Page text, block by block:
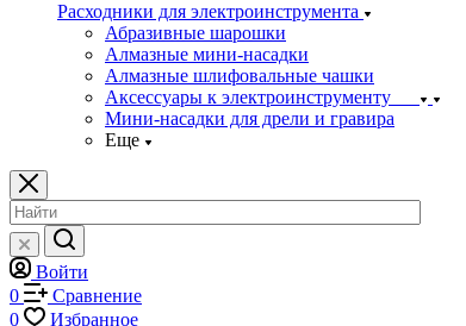
Расходники для электроинструмента
Абразивные шарошки
Алмазные мини-насадки
Алмазные шлифовальные чашки
Аксессуары к электроинструменту
Мини-насадки для дрели и гравира
Еще
Войти
0
Сравнение
0
Избранное